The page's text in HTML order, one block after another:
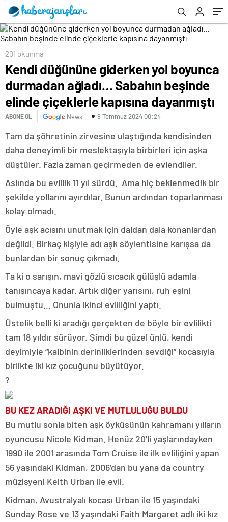
çiçeklerle kapısına dayanmıştı
201 okunma
Kendi düğününe giderken yol boyunca
durmadan ağladı… Sabahın beşinde
elinde çiçeklerle kapısına dayanmıştı
ABONE OL News 9 Temmuz 2024 00:24
Tam da şöhretinin zirvesine ulaştığında kendisinden
daha deneyimli bir meslektaşıyla birbirleri için aşka
düştüler. Fazla zaman geçirmeden de evlendiler.
Aslında bu evlilik 11 yıl sürdü. Ama hiç beklenmedik bir
şekilde yollarını ayırdılar. Bunun ardından toparlanması
kolay olmadı.
Öyle aşk acısını unutmak için daldan dala konanlardan
değildi. Birkaç kişiyle adı aşk söylentisine karışsa da
bunlardan bir sonuç çıkmadı.
Ta ki o sarışın, mavi gözlü sıcacık gülüşlü adamla
tanışıncaya kadar. Artık diğer yarısını, ruh eşini
bulmuştu… Onunla ikinci evliliğini yaptı.
Üstelik belli ki aradığı gerçekten de böyle bir evlilikti
tam 18 yıldır sürüyor. Şimdi bu güzel ünlü, kendi
deyimiyle “kalbinin derinliklerinden sevdiği” kocasıyla
birlikte iki kız çocuğunu büyütüyor.
?
BU KEZ ARADIĞI AŞKI VE MUTLULUĞU BULDU
Bu mutlu sonla biten aşk öyküsünün kahramanı yılların
oyuncusu Nicole Kidman. Henüz 20’li yaşlarındayken
1990 ile 2001 arasında Tom Cruise ile ilk evliliğini yapan
56 yaşındaki Kidman, 2006’dan bu yana da country
müzisyeni Keith Urban ile evli.
Kidman, Avustralyalı kocası Urban ile 15 yaşındaki
Sunday Rose ve 13 yaşındaki Faith Margaret adlı iki kız